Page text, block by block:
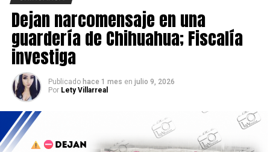
contendientes el secretario General de Gobierno,
Santiago de la Peña; la diputada federal María Angélica
Granados; el director de la Junta Municipal de Agua y
Saneamiento, Alan Falomir, y el diputado Alfredo
Chávez.
Se espera que en los próximos días el Gobierno del
Estado confirme oficialmente la separación de Rafael
Loera y anuncie quién asumirá la titularidad de la
Secretaría de Desarrollo Humano y Bien Común.
Dejan narcomensaje en una
guardería de Chihuahua; Fiscalía
investiga
Publicado hace 1 mes en julio 9, 2026
Por Lety Villarreal